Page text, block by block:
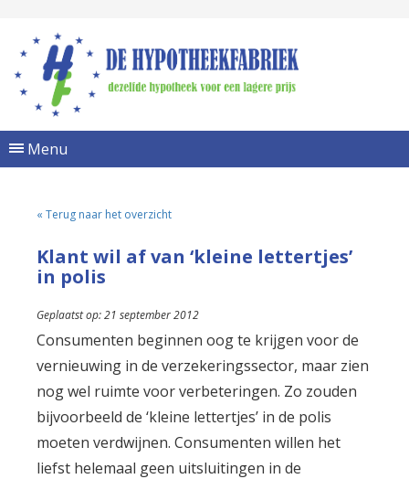
Menu
« Terug naar het overzicht
Klant wil af van ‘kleine lettertjes’
in polis
Geplaatst op: 21 september 2012
Consumenten beginnen oog te krijgen voor de
vernieuwing in de verzekeringssector, maar zien
nog wel ruimte voor verbeteringen. Zo zouden
bijvoorbeeld de ‘kleine lettertjes’ in de polis
moeten verdwijnen. Consumenten willen het
liefst helemaal geen uitsluitingen in de